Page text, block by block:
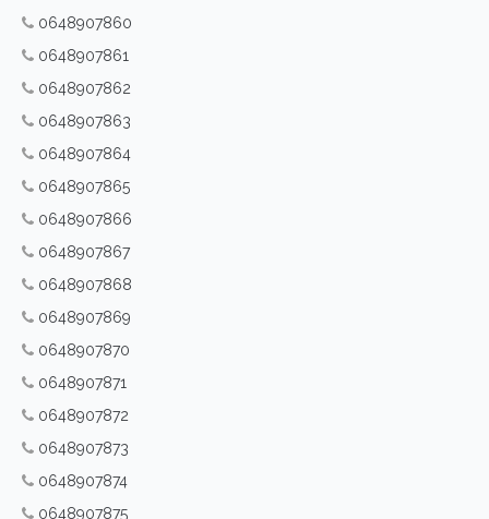
0648907860
0648907861
0648907862
0648907863
0648907864
0648907865
0648907866
0648907867
0648907868
0648907869
0648907870
0648907871
0648907872
0648907873
0648907874
0648907875